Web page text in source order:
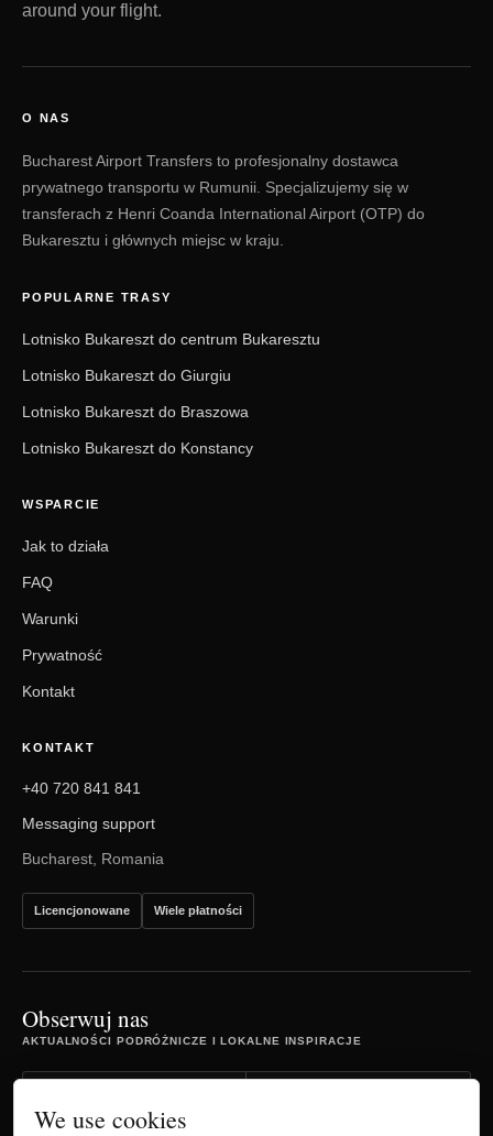
around your flight.
O NAS
Bucharest Airport Transfers to profesjonalny dostawca
prywatnego transportu w Rumunii. Specjalizujemy się w
transferach z Henri Coanda International Airport (OTP) do
Bukaresztu i głównych miejsc w kraju.
POPULARNE TRASY
Lotnisko Bukareszt do centrum Bukaresztu
Lotnisko Bukareszt do Giurgiu
Lotnisko Bukareszt do Braszowa
Lotnisko Bukareszt do Konstancy
WSPARCIE
Jak to działa
FAQ
Warunki
Prywatność
Kontakt
KONTAKT
+40 720 841 841
Messaging support
Bucharest, Romania
Licencjonowane Wiele płatności
Obserwuj nas
AKTUALNOŚCI PODRÓŻNICZE I LOKALNE INSPIRACJE
We use cookies